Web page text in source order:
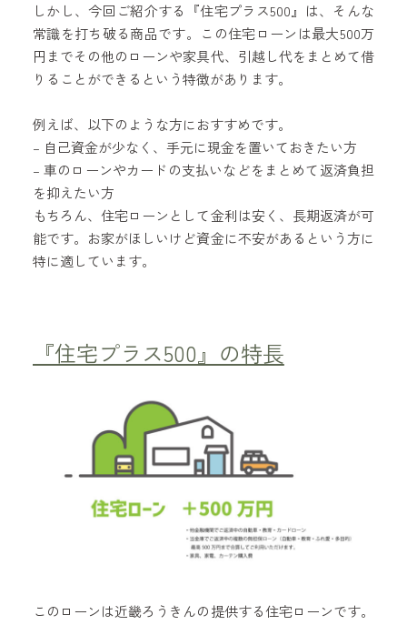
しかし、今回ご紹介する『住宅プラス500』は、そんな
常識を打ち破る商品です。この住宅ローンは最大500万
円までその他のローンや家具代、引越し代をまとめて借
りることができるという特徴があります。
例えば、以下のような方におすすめです。
– 自己資金が少なく、手元に現金を置いておきたい方
– 車のローンやカードの支払いなどをまとめて返済負担
を抑えたい方
もちろん、住宅ローンとして金利は安く、長期返済が可
能です。お家がほしいけど資金に不安があるという方に
特に適しています。
『住宅プラス500』の特長
このローンは近畿ろうきんの提供する住宅ローンです。